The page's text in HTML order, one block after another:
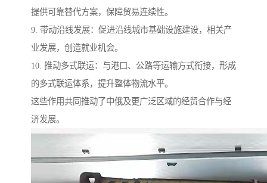
提供可靠替代方案，保障贸易连续性。
9. 带动沿线发展：促进沿线城市基础设施建设，相关产
业发展，创造就业机会。
10. 推动多式联运：与港口、公路等运输方式衔接，形成
的多式联运体系，提升整体物流水平。
这些作用共同推动了中俄及更广泛区域的经贸合作与经
济发展。